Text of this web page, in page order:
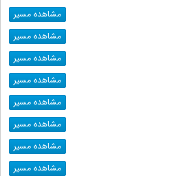
مشاهده مسیر
مشاهده مسیر
مشاهده مسیر
مشاهده مسیر
مشاهده مسیر
مشاهده مسیر
مشاهده مسیر
مشاهده مسیر